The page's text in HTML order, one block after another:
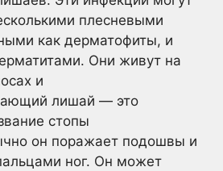
плесневыми
как дерматофиты, и
Они живут на
и
лишай — это
стопы
он поражает подошвы и
ног. Он может